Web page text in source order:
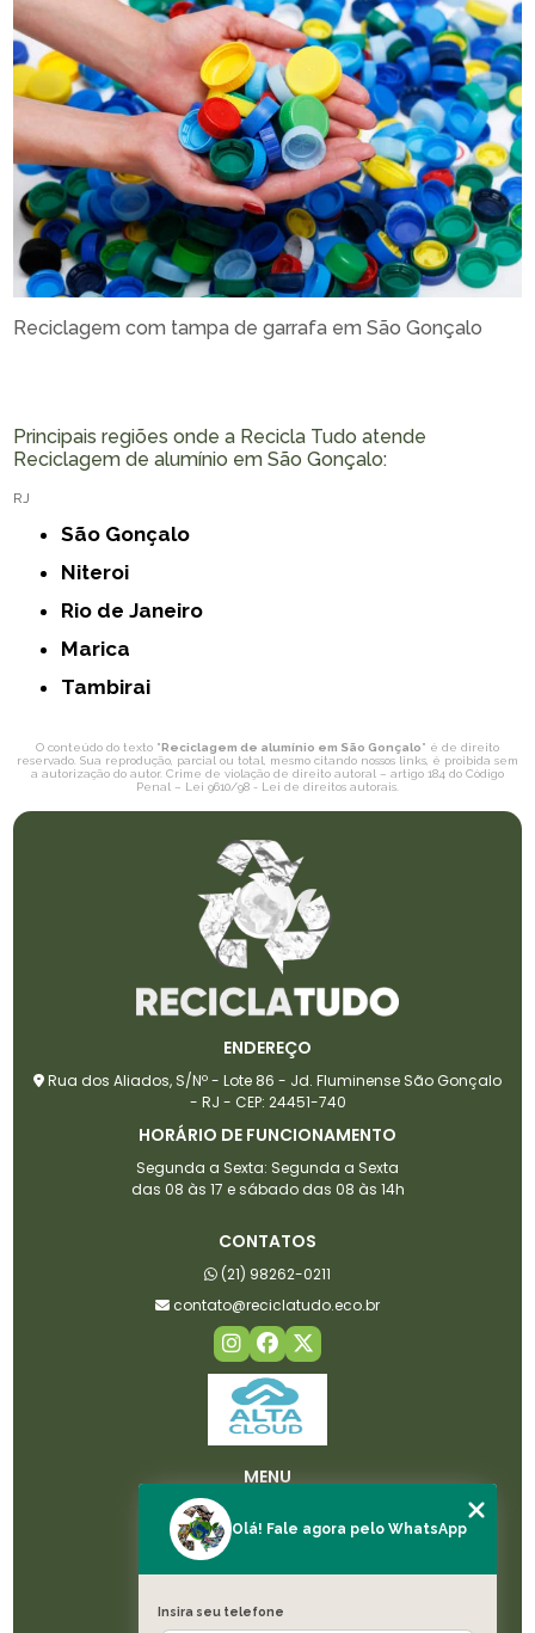
Reciclagem com tampa de garrafa em São Gonçalo
Principais regiões onde a Recicla Tudo atende
Reciclagem de alumínio em São Gonçalo:
RJ
São Gonçalo
Niteroi
Rio de Janeiro
Marica
Tambirai
O conteúdo do texto "Reciclagem de alumínio em São Gonçalo" é de direito
reservado. Sua reprodução, parcial ou total, mesmo citando nossos links, é proibida sem
a autorização do autor. Crime de violação de direito autoral – artigo 184 do Código
Penal – Lei 9610/98 - Lei de direitos autorais
ENDEREÇO
Rua dos Aliados, S/Nº - Lote 86 - Jd. Fluminense São Gonçalo
- RJ - CEP: 24451-740
HORÁRIO DE FUNCIONAMENTO
Segunda a Sexta: Segunda a Sexta
das 08 às 17 e sábado das 08 às 14h
CONTATOS
(21) 98262-0211
contato@reciclatudo.eco.br
MENU
LICENÇAS
Olá! Fale agora pelo WhatsApp
Insira seu telefone